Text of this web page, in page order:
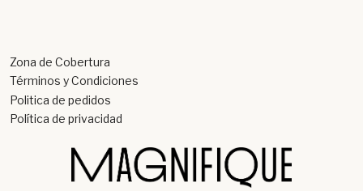
Zona de Cobertura
Términos y Condiciones
Politica de pedidos
Política de privacidad